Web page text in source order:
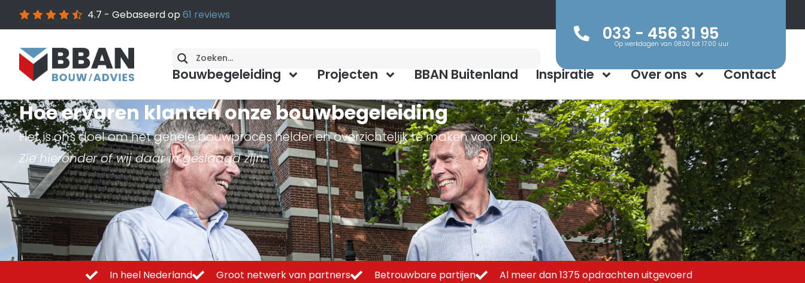
4.7 - Gebaseerd op 61 reviews
033 - 456 31 95
Op werkdagen van 08:30 tot 17:00 uur
Bouwbegeleiding Projecten BBAN Buitenland Inspiratie Over ons Contact
Hoe ervaren klanten onze bouwbegeleiding
Het is ons doel om het gehele bouwproces helder en overzichtelijk te maken voor jou.
Zie hieronder of wij daar in geslaagd zijn.
In heel Nederland Groot netwerk van partners Betrouwbare partijen Al meer dan 1375 opdrachten uitgevoerd